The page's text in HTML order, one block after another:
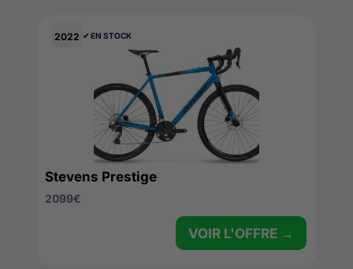
2022 ✔︎ EN STOCK
Stevens Prestige
2099€
VOIR L'OFFRE →